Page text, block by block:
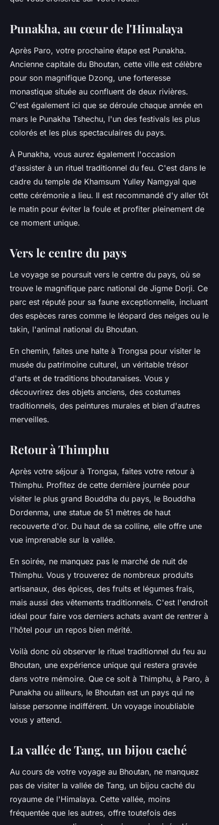
Punakha, au cœur de l'Himalaya
Après Paro, votre prochaine étape est Punakha.
Ancienne capitale du Bhoutan, cette ville est célèbre
pour son magnifique Dzong, une forteresse
monastique située au confluent de deux rivières.
C'est également ici que se déroule chaque année en
mars le Punakha Tshechu, l'un des festivals les plus
colorés et les plus spectaculaires du pays.
À Punakha, vous aurez également l'occasion
d'assister à un rituel traditionnel du feu. C'est dans le
cadre du temple de Khamsum Yulley Namgyal que
cette cérémonie a lieu. Il est recommandé d'y aller tôt
le matin pour éviter la foule et profiter pleinement de
ce moment unique.
Vers le centre du pays
Le voyage se poursuit vers le centre du pays, où se
trouve le magnifique parc national de Jigme Dorji. Ce
parc est réputé pour sa faune exceptionnelle, incluant
des espèces rares comme le léopard des neiges ou le
takin, l'animal national du Bhoutan.
En chemin, faites une halte à Trongsa pour visiter le
musée du patrimoine culturel, un véritable trésor
d'arts et de traditions bhoutanaises. Vous y
découvrirez des objets anciens, des costumes
traditionnels, des peintures murales et bien d'autres
merveilles.
Retour à Thimphu
Après votre séjour à Trongsa, faites votre retour à
Thimphu. Profitez de cette dernière journée pour
visiter le plus grand Bouddha du pays, le Bouddha
Dordenma, une statue de 51 mètres de haut
recouverte d'or. Du haut de sa colline, elle offre une
vue imprenable sur la vallée.
En soirée, ne manquez pas le marché de nuit de
Thimphu. Vous y trouverez de nombreux produits
artisanaux, des épices, des fruits et légumes frais,
mais aussi des vêtements traditionnels. C'est l'endroit
idéal pour faire vos derniers achats avant de rentrer à
l'hôtel pour un repos bien mérité.
Voilà donc où observer le rituel traditionnel du feu au
Bhoutan, une expérience unique qui restera gravée
dans votre mémoire. Que ce soit à Thimphu, à Paro, à
Punakha ou ailleurs, le Bhoutan est un pays qui ne
laisse personne indifférent. Un voyage inoubliable
vous y attend.
La vallée de Tang, un bijou caché
Au cours de votre voyage au Bhoutan, ne manquez
pas de visiter la vallée de Tang, un bijou caché du
royaume de l'Himalaya. Cette vallée, moins
fréquentée que les autres, offre toutefois des